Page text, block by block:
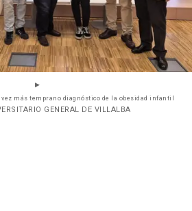
vez más temprano diagnóstico de la obesidad infantil
GENERAL DE VILLALBA